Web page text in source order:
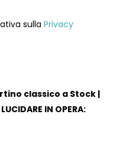
sulla Privacy
classico a Stock |
IN OPERA: